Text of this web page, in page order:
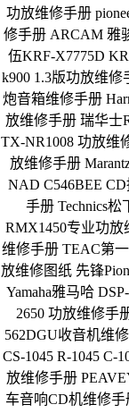
功放维修手册
修手册 ARCAM 雅
伍KRF-X7775D
k900 1.3版功放维修
炮音箱维修手册
放维修手册 瑞华士
TX-NR1008 功放维
放维修手册
NAD C546BEE
手册 Technics
RMX1450专业功放
维修手册 TEAC第
放维修图纸 先锋
Yamaha雅马哈
2650 功放维修手
562DGU收音机维
CS-1045 R-1045 C-
放维修手册
车音响CD机维修手